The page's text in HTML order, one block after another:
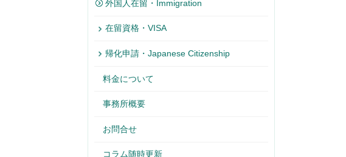
外国人在留・Immigration
在留資格・VISA
帰化申請・Japanese Citizenship
料金について
事務所概要
お問合せ
コラム随時更新